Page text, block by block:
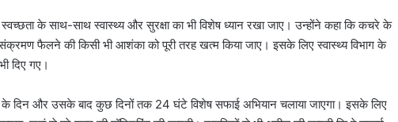
स्वच्छता के साथ-साथ स्वास्थ्य और सुरक्षा का भी विशेष ध्यान रखा जाए। उन्होंने कहा कि कचरे के
संक्रमण फैलने की किसी भी आशंका को पूरी तरह खत्म किया जाए। इसके लिए स्वास्थ्य विभाग के
दिए गए।
के दिन और उसके बाद कुछ दिनों तक 24 घंटे विशेष सफाई अभियान चलाया जाएगा। इसके लिए